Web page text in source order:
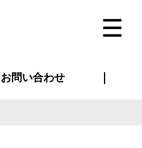
お問い合わせ